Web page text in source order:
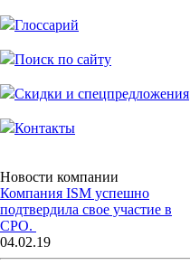
Глоссарий
Поиск по сайту
Скидки и спецпредложения
Контакты
Новости компании
Компания ISM успешно
подтвердила свое участие в
СРО.
04.02.19